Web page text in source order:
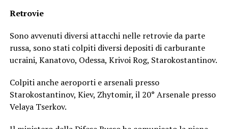
Retrovie
Sono avvenuti diversi attacchi nelle retrovie da parte
russa, sono stati colpiti diversi depositi di carburante
ucraini, Kanatovo, Odessa, Krivoi Rog, Starokostantinov.
Colpiti anche aeroporti e arsenali presso
Starokostantinov, Kiev, Zhytomir, il 20° Arsenale presso
Velaya Tserkov.